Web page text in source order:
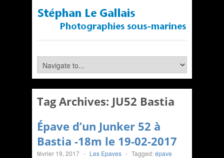
Tag Archives: JU52 Bastia
Épave d’un Junker 52 à
Bastia -18m le 19-02-2017
février 19, 2017 - Les Epaves - Tagged:épave